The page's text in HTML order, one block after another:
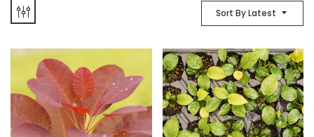
Sort By Latest